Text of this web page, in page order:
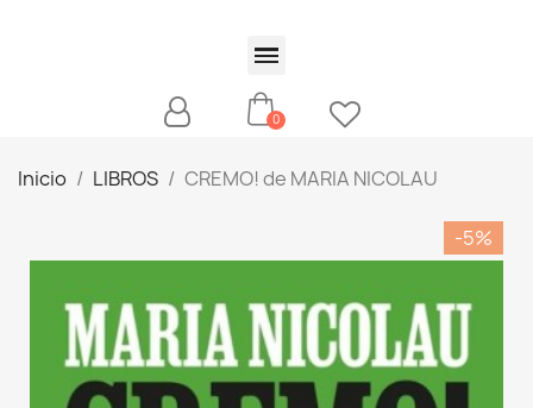
Inicio LIBROS CREMO! de MARIA NICOLAU
-5%